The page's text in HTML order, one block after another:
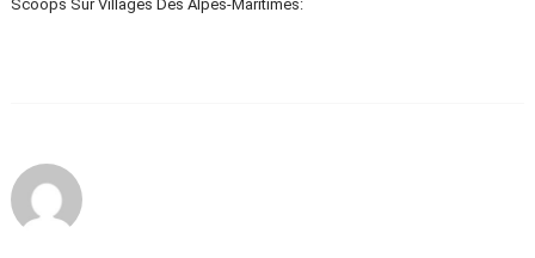
Scoops Sur Villages Des Alpes-Maritimes: